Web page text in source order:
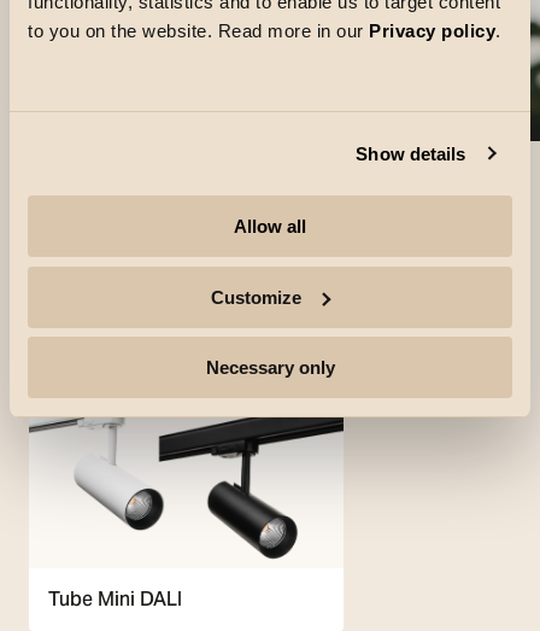
to you on the website. Read more in our Privacy policy.
Show details
Allow all
Customize
Necessary only
Produits utilisés
Tube Mini DALI